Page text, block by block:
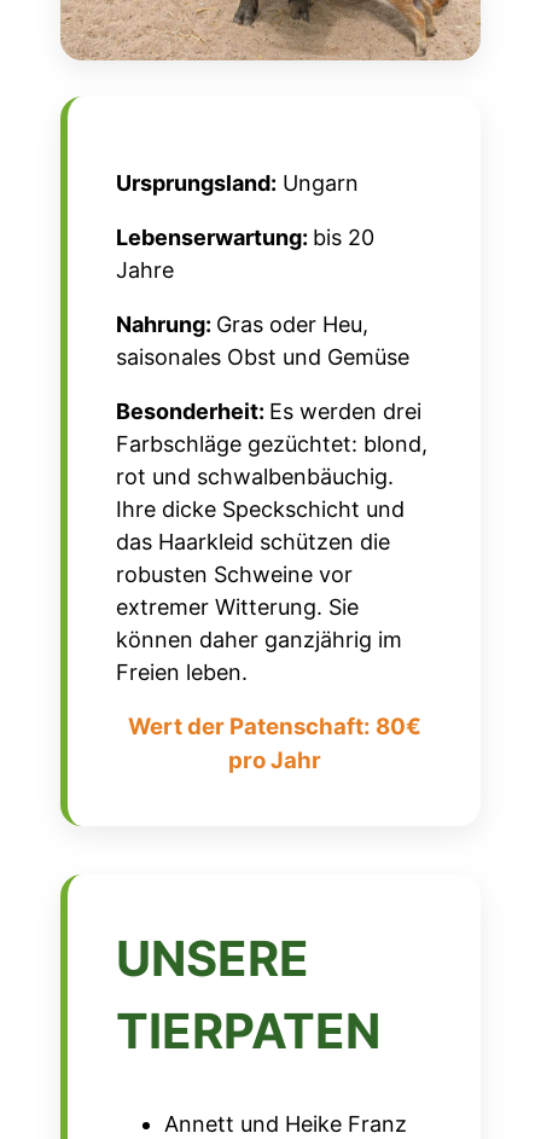
Ursprungsland: Ungarn
Lebenserwartung: bis 20
Jahre
Nahrung: Gras oder Heu,
saisonales Obst und Gemüse
Besonderheit: Es werden drei
Farbschläge gezüchtet: blond,
rot und schwalbenbäuchig.
Ihre dicke Speckschicht und
das Haarkleid schützen die
robusten Schweine vor
extremer Witterung. Sie
können daher ganzjährig im
Freien leben.
Wert der Patenschaft: 80€
pro Jahr
UNSERE
TIERPATEN
Annett und Heike Franz